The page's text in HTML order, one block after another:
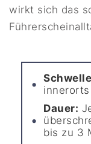
wirkt sich das
Dauer:
bis zu 3